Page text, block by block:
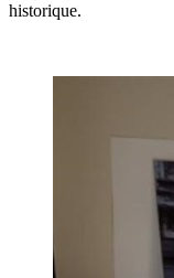
historique.